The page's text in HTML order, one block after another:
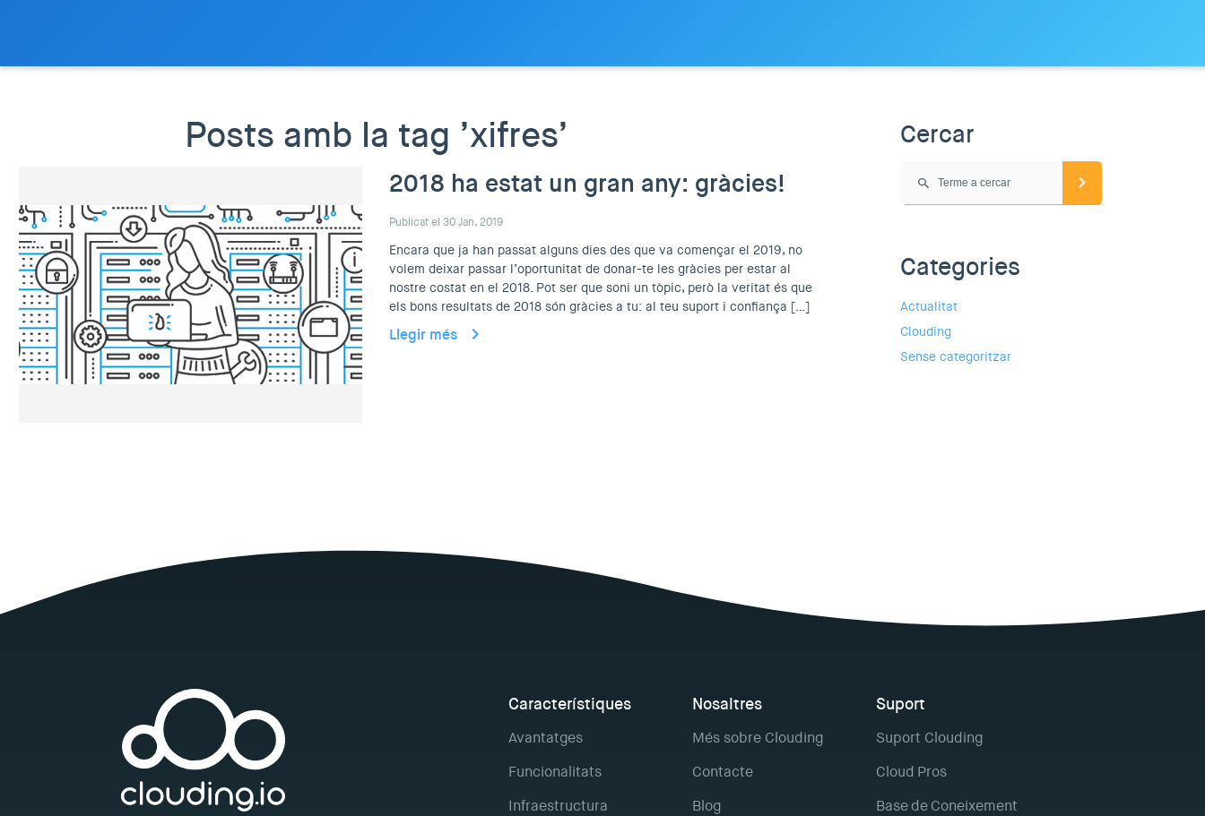
Posts amb la tag ’xifres’
2018 ha estat un gran any: gràcies!
Publicat el 30 Jan, 2019
Encara que ja han passat alguns dies des que va començar el 2019, no
volem deixar passar l’oportunitat de donar-te les gràcies per estar al
nostre costat en el 2018. Pot ser que soni un tòpic, però la veritat és que
els bons resultats de 2018 són gràcies a tu: al teu suport i confiança […]
Llegir més
Cercar
Categories
Actualitat
Clouding
Sense categoritzar
Característiques
Avantatges
Funcionalitats
Infraestructura
Nosaltres
Més sobre Clouding
Contacte
Blog
Suport
Suport Clouding
Cloud Pros
Base de Coneixement